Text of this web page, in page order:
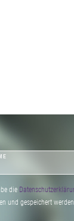
die
und gespeichert